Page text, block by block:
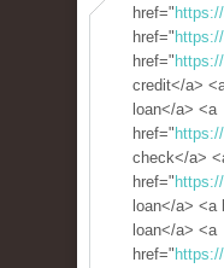
href="
href="
href="
credit</a>
loan</a> <a
href="
check</a>
href="
loan</a> <a
loan</a> <a
href="